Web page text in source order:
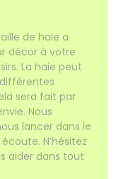
de haie a
décor à votre
La haie peut
sera fait par
Nous
lancer dans le
N’hésitez
aider dans tout